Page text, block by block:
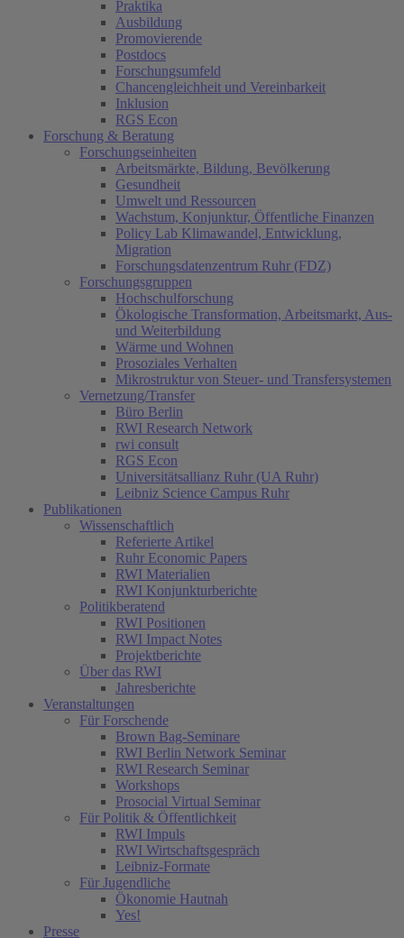
Praktika
Ausbildung
Promovierende
Postdocs
Forschungsumfeld
Chancengleichheit und Vereinbarkeit
Inklusion
RGS Econ
Forschung & Beratung
Forschungseinheiten
Arbeitsmärkte, Bildung, Bevölkerung
Gesundheit
Umwelt und Ressourcen
Wachstum, Konjunktur, Öffentliche Finanzen
Policy Lab Klimawandel, Entwicklung,
Migration
Forschungsdatenzentrum Ruhr (FDZ)
Forschungsgruppen
Hochschulforschung
Ökologische Transformation, Arbeitsmarkt, Aus-
und Weiterbildung
Wärme und Wohnen
Prosoziales Verhalten
Mikrostruktur von Steuer- und Transfersystemen
Vernetzung/Transfer
Büro Berlin
RWI Research Network
rwi consult
RGS Econ
Universitätsallianz Ruhr (UA Ruhr)
Leibniz Science Campus Ruhr
Publikationen
Wissenschaftlich
Referierte Artikel
Ruhr Economic Papers
RWI Materialien
RWI Konjunkturberichte
Politikberatend
RWI Positionen
RWI Impact Notes
Projektberichte
Über das RWI
Jahresberichte
Veranstaltungen
Für Forschende
Brown Bag-Seminare
RWI Berlin Network Seminar
RWI Research Seminar
Workshops
Prosocial Virtual Seminar
Für Politik & Öffentlichkeit
RWI Impuls
RWI Wirtschaftsgespräch
Leibniz-Formate
Für Jugendliche
Ökonomie Hautnah
Yes!
Presse